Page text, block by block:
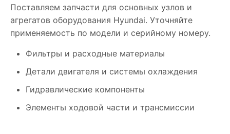
Поставляем запчасти для основных узлов и
агрегатов оборудования Hyundai. Уточняйте
применяемость по модели и серийному номеру.
Фильтры и расходные материалы
Детали двигателя и системы охлаждения
Гидравлические компоненты
Элементы ходовой части и трансмиссии